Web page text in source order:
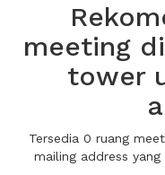
meeting
tower
Tersedia 0 ruang
mailing address